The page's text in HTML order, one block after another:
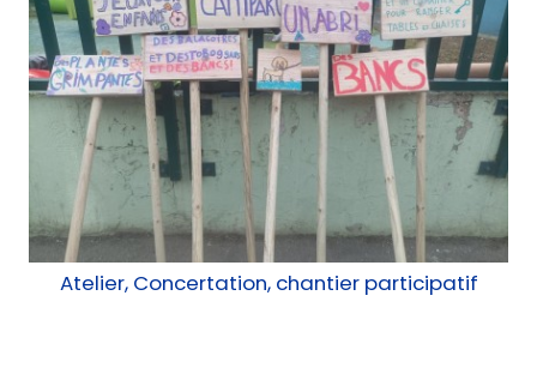
Atelier, Concertation, chantier participatif
La Cabane